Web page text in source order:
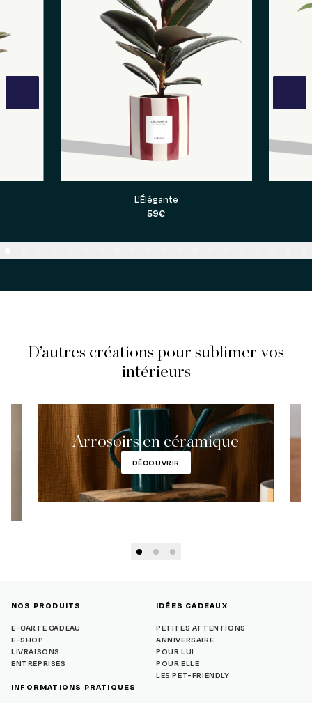
L'Élégante
59€
D’autres créations pour sublimer vos
intérieurs
Arrosoirs en céramique
DÉCOUVRIR
NOS PRODUITS
E-CARTE CADEAU
E-SHOP
LIVRAISONS
ENTREPRISES
IDÉES CADEAUX
PETITES ATTENTIONS
ANNIVERSAIRE
POUR LUI
POUR ELLE
LES PET-FRIENDLY
INFORMATIONS PRATIQUES